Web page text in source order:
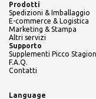
Prodotti
Spedizioni & Imballaggio
E-commerce & Logistica
Marketing & Stampa
Altri servizi
Supporto
Supplementi Picco
F.A.Q.
Contatti
Language